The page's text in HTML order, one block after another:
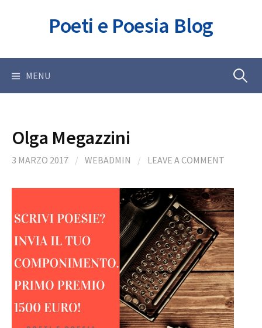
Poeti e Poesia Blog
MENU Ricerca
Olga Megazzini
3 MARZO 2017 / WEBADMIN / LEAVE A COMMENT